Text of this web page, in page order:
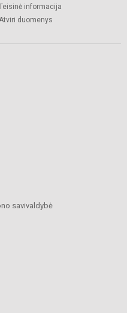
informacija
duomenys
savivaldybė